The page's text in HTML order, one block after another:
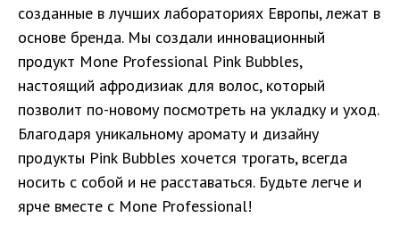
созданные в лучших лабораториях Европы, лежат в
основе бренда. Мы создали инновационный
продукт Mone Professional Pink Bubbles,
настоящий афродизиак для волос, который
позволит по-новому посмотреть на укладку и уход.
Благодаря уникальному аромату и дизайну
продукты Pink Bubbles хочется трогать, всегда
носить с собой и не расставаться. Будьте легче и
ярче вместе с Mone Professional!